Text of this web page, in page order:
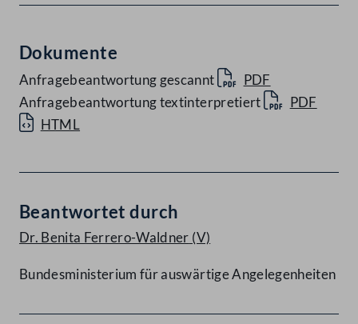
Dokumente
Anfragebeantwortung gescannt
PDF
Anfragebeantwortung textinterpretiert
PDF
HTML
Beantwortet durch
Dr. Benita Ferrero-Waldner (V)
Bundesministerium für auswärtige Angelegenheiten